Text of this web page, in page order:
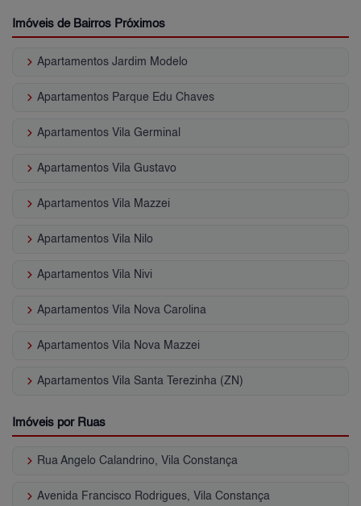
Imóveis de Bairros Próximos
keyboard_arrow_right Apartamentos Jardim Modelo
keyboard_arrow_right Apartamentos Parque Edu Chaves
keyboard_arrow_right Apartamentos Vila Germinal
keyboard_arrow_right Apartamentos Vila Gustavo
keyboard_arrow_right Apartamentos Vila Mazzei
keyboard_arrow_right Apartamentos Vila Nilo
keyboard_arrow_right Apartamentos Vila Nivi
keyboard_arrow_right Apartamentos Vila Nova Carolina
keyboard_arrow_right Apartamentos Vila Nova Mazzei
keyboard_arrow_right Apartamentos Vila Santa Terezinha (ZN)
Imóveis por Ruas
keyboard_arrow_right Rua Angelo Calandrino, Vila Constança
keyboard_arrow_right Avenida Francisco Rodrigues, Vila Constança